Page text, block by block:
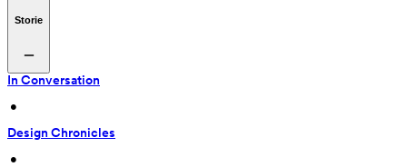
Storie
In Conversation
•
Design Chronicles
•